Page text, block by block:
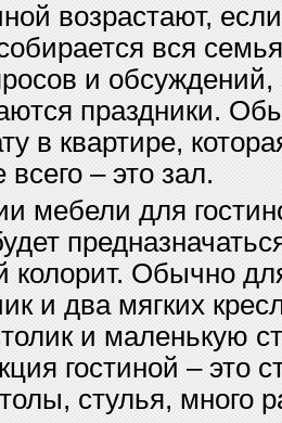
возрастают,
вся
и обсуждений,
праздники.
в квартире,
– это зал.
мебели для
колорит. Обычно
и два мягких
и маленькую
гостиной – это
стулья, много